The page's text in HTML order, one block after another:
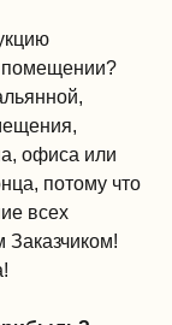
офиса или
потому что
всех
Заказчиком!